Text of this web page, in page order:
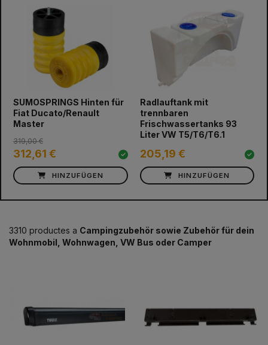
SUMOSPRINGS Hinten für
Fiat Ducato/Renault
Master
312,61 €
319,00 €
HINZUFÜGEN
Radlauftank mit
trennbaren
Frischwassertanks 93
Liter VW T5/T6/T6.1
205,19 €
HINZUFÜGEN
prev
3310 productes a Campingzubehör sowie Zubehör für dein
Wohnmobil, Wohnwagen, VW Bus oder Camper